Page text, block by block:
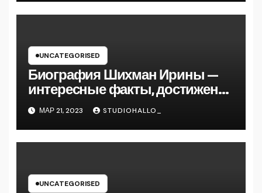
UNCATEGORISED
Биография Шихман Ирины —
интересные факты, достижения
и путь к успеху
МАР 21, 2023 STUDIOHALLO_
UNCATEGORISED